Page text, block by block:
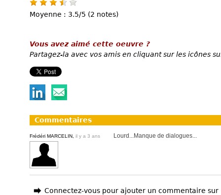
Moyenne : 3.5/5 (2 notes)
Vous avez aimé cette oeuvre ?
Partagez-la avec vos amis en cliquant sur les icônes
Commentaires
Frédéri MARCELIN, il y a 3 ans Lourd...Manque de dialogues...
Connectez-vous pour ajouter un commentaire sur